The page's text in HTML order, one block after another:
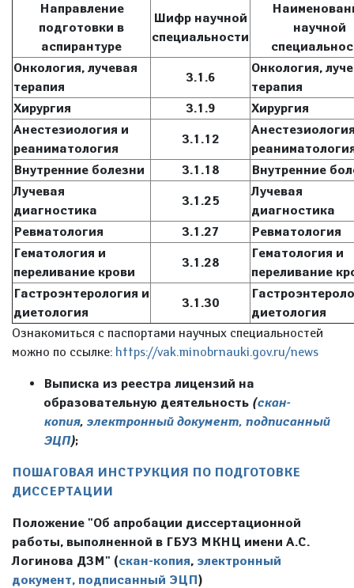
Направление
подготовки в
аспирантуре
Шифр научной
специальности
научной
Онкология, лучевая
терапия
3.1.6
Онкология,
терапия
Хирургия
3.1.9
Хирургия
Анестезиология и
реаниматология
3.1.12
Внутренние болезни
3.1.18
Внутренние
Лучевая
диагностика
3.1.25
Лучевая
диагностика
Ревматология
3.1.27
Ревматология
Гематология и
переливание крови
3.1.28
Гематология и
переливание
Гастроэнтерология и
диетология
3.1.30
диетология
Ознакомиться с паспортами научных специальностей
можно по ссылке: https://vak.minobrnauki.gov.ru/news
Выписка из реестра лицензий на
образовательную деятельность (скан-
копия, электронный документ, подписанный
ЭЦП);
ПОШАГОВАЯ ИНСТРУКЦИЯ ПО ПОДГОТОВКЕ
ДИССЕРТАЦИИ
Положение "Об апробации диссертационной
работы, выполненной в ГБУЗ МКНЦ имени А.С.
Логинова ДЗМ" (скан-копия, электронный
документ, подписанный ЭЦП)